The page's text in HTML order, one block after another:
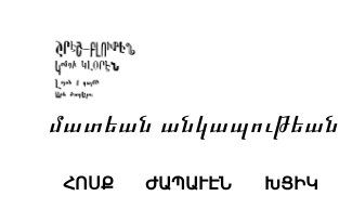
մատեան անկապութեան
ՀՈՍՔ ԺԱՊԱՒԷՆ ԽՑԻԿ